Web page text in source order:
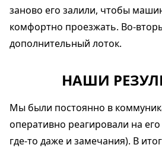
заново его залили, чтобы
комфортно проезжать. Во-
дополнительный лоток.
НАШИ
Мы были постоянно в
оперативно реагировали на
где-то даже и замечания). В